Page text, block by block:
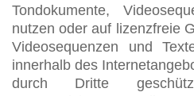
Tondokumente,
nutzen oder auf lizenzfreie
Videosequenzen und
innerhalb des
durch Dritte